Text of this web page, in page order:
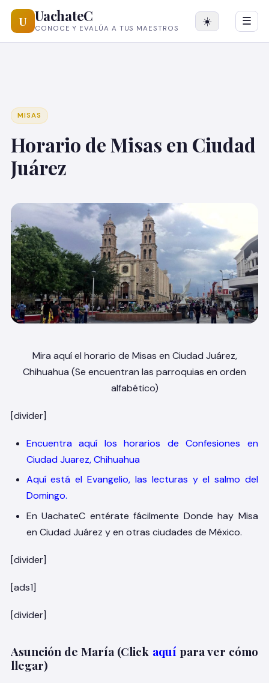
U UachateC
CONOCE Y EVALÚA A TUS MAESTROS
☀️ ☰
MISAS
Horario de Misas en Ciudad
Juárez
Mira aquí el horario de Misas en Ciudad Juárez,
Chihuahua (Se encuentran las parroquias en orden
alfabético)
[divider]
Encuentra aquí los horarios de Confesiones en
Ciudad Juarez, Chihuahua
Aquí está el Evangelio, las lecturas y el salmo del
Domingo.
En UachateC entérate fácilmente Donde hay Misa
en Ciudad Juárez y en otras ciudades de México.
[divider]
[ads1]
[divider]
Asunción de María (Click aquí para ver cómo
llegar)